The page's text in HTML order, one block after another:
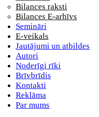
Bilances raksti
Bilances E-arhīvs
Semināri
E-veikals
Jautājumi un atbildes
Autori
Noderīgi rīki
Brīvbrīdis
Kontakti
Reklāma
Par mums